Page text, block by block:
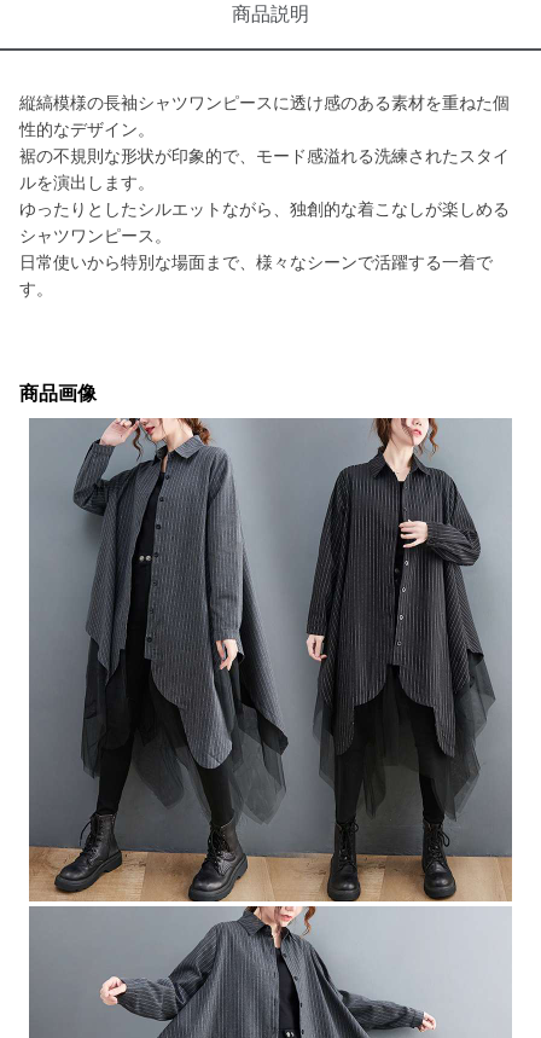
商品説明
縦縞模様の長袖シャツワンピースに透け感のある素材を重ねた個
性的なデザイン。
裾の不規則な形状が印象的で、モード感溢れる洗練されたスタイ
ルを演出します。
ゆったりとしたシルエットながら、独創的な着こなしが楽しめる
シャツワンピース。
日常使いから特別な場面まで、様々なシーンで活躍する一着で
す。
商品画像